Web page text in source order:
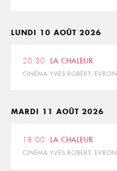
LUNDI 10 AOÛT 2026
20:30 LA CHALEUR
CINÉMA YVES ROBERT, EVRON
MARDI 11 AOÛT 2026
18:00 LA CHALEUR
CINÉMA YVES ROBERT, EVRON